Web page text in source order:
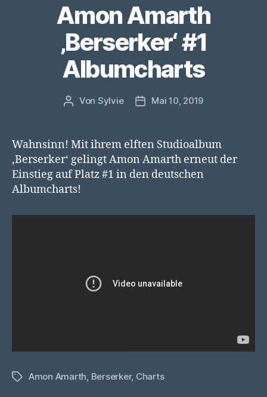
Amon Amarth
‚Berserker‘ #1
Albumcharts
Beitragsautor
Von Sylvie Veröffentlichungsdatum
Mai 10, 2019
Wahnsinn! Mit ihrem elften Studioalbum
‚Berserker‘ gelingt Amon Amarth erneut der
Einstieg auf Platz #1 in den deutschen
Albumcharts!
Schlagwörter
Amon Amarth Berserker, Charts